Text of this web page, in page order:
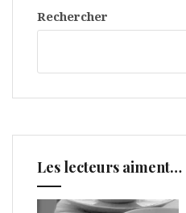
Rechercher
Les lecteurs aiment…